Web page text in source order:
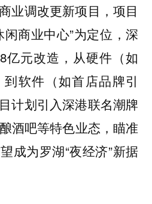
业调改更新项目，项目
闲商业中心”为定位，深
亿元改造，从硬件（如
软件（如首店品牌引
计划引入深港联名潮牌
酒吧等特色业态，瞄准
成为罗湖“夜经济”新据